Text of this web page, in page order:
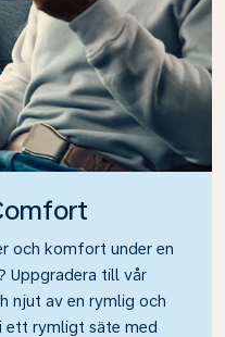
och komfort under en
Uppgradera till vår
njut av en rymlig och
ett rymligt säte med